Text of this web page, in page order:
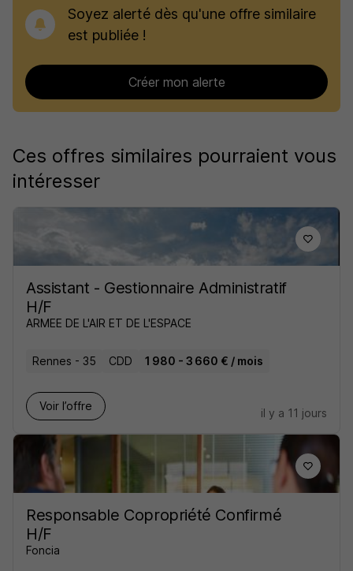
Soyez alerté dès qu'une offre similaire
est publiée !
Créer mon alerte
Ces offres similaires pourraient vous
intéresser
Assistant - Gestionnaire Administratif
H/F
ARMEE DE L'AIR ET DE L'ESPACE
Rennes - 35 CDD 1 980 - 3 660 € / mois
Voir l’offre
il y a 11 jours
Responsable Copropriété Confirmé
H/F
Foncia